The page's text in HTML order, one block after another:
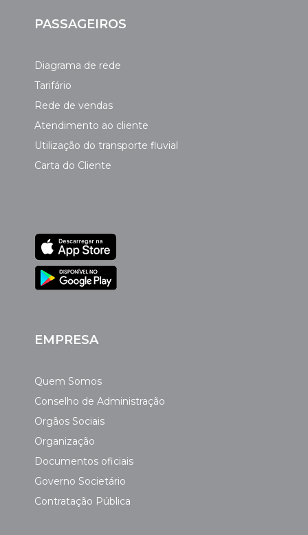
PASSAGEIROS
Diagrama de rede
Tarifário
Rede de vendas
Atendimento ao cliente
Utilização do transporte fluvial
Carta do Cliente
EMPRESA
Quem Somos
Conselho de Administração
Orgãos Sociais
Organização
Documentos oficiais
Governo Societário
Contratação Pública